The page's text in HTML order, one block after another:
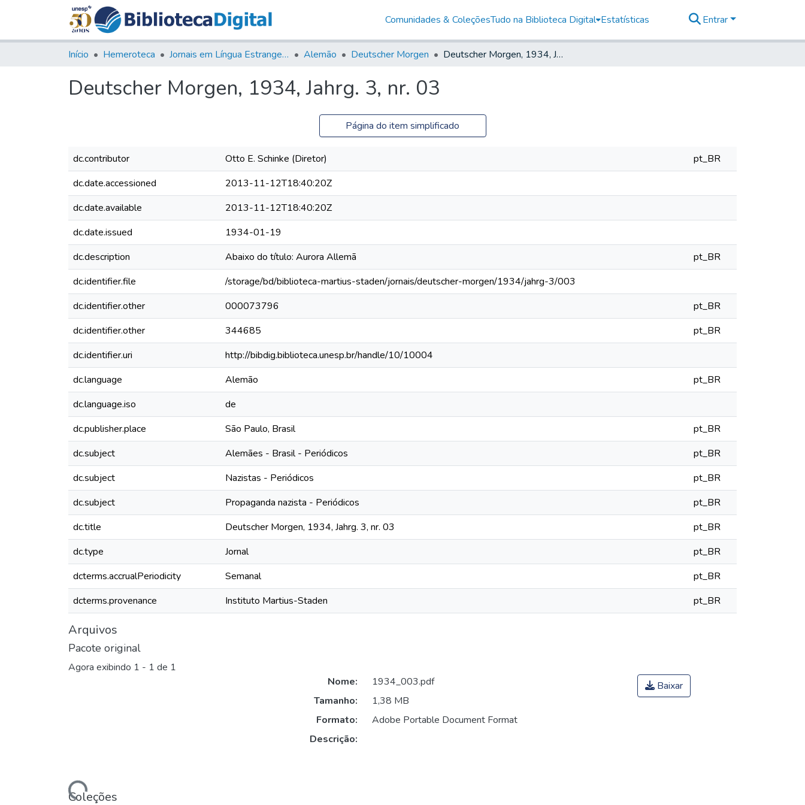
Comunidades & ColeçõesTudo na Biblioteca Digital Estatísticas Entrar
Início Hemeroteca Jornais em Língua Estrangeira Alemão Deutscher Morgen Deutscher Morgen, 1934, Jahrg. 3, nr. 03
Deutscher Morgen, 1934, Jahrg. 3, nr. 03
Página do item simplificado
dc.contributor Otto E. Schinke (Diretor)
pt_BR
dc.date.accessioned
2013-11-12T18:40:20Z
dc.date.available
2013-11-12T18:40:20Z
dc.date.issued
1934-01-19
dc.description
Abaixo do título: Aurora Allemã
pt_BR
dc.identifier.file
/storage/bd/biblioteca-martius-staden/jornais/deutscher-morgen/1934/jahrg-3/003
dc.identifier.other
000073796
pt_BR
dc.identifier.other
344685
pt_BR
dc.identifier.uri
http://bibdig.biblioteca.unesp.br/handle/10/10004
dc.language
Alemão
pt_BR
dc.language.iso
de
dc.publisher.place
São Paulo, Brasil
pt_BR
dc.subject
Alemães - Brasil - Periódicos
pt_BR
dc.subject
Nazistas - Periódicos
pt_BR
dc.subject
Propaganda nazista - Periódicos
pt_BR
dc.title
Deutscher Morgen, 1934, Jahrg. 3, nr. 03
pt_BR
dc.type
Jornal
pt_BR
dcterms.accrualPeriodicity
Semanal
pt_BR
dcterms.provenance
Instituto Martius-Staden pt_BR
Arquivos
Pacote original
Agora exibindo 1 - 1 de 1
Carregando...
Nome:
1934_003.pdf
Tamanho:
1,38 MB
Formato:
Adobe Portable Document Format
Descrição:
Baixar
Coleções